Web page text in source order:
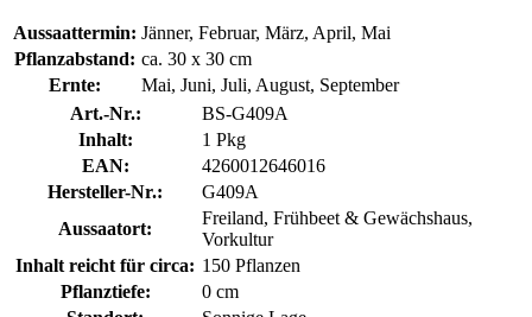
Aussaattermin: Jänner, Februar, März, April, Mai
Pflanzabstand: ca. 30 x 30 cm
Ernte:
Mai, Juni, Juli, August, September
Art.-Nr.:
BS-G409A
Inhalt:
1 Pkg
EAN:
4260012646016
Hersteller-Nr.:
G409A
Aussaatort:
Freiland, Frühbeet & Gewächshaus,
Vorkultur
Inhalt reicht für circa: 150 Pflanzen
Pflanztiefe:
0 cm